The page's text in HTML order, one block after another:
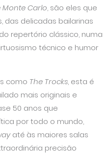
Monte Carlo, são eles que
das delicadas bailarinas
repertório clássico, numa
técnico e humor
como The Trocks, esta é
mais originais e
50 anos que
por todo o mundo,
até às maiores salas
precisão